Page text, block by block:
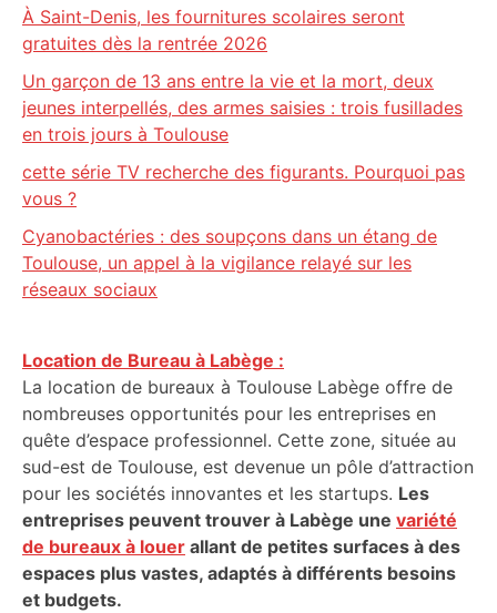
À Saint-Denis, les fournitures scolaires seront
gratuites dès la rentrée 2026
Un garçon de 13 ans entre la vie et la mort, deux
jeunes interpellés, des armes saisies : trois fusillades
en trois jours à Toulouse
cette série TV recherche des figurants. Pourquoi pas
vous ?
Cyanobactéries : des soupçons dans un étang de
Toulouse, un appel à la vigilance relayé sur les
réseaux sociaux
Location de Bureau à Labège :
La location de bureaux à Toulouse Labège offre de
nombreuses opportunités pour les entreprises en
quête d’espace professionnel. Cette zone, située au
sud-est de Toulouse, est devenue un pôle d’attraction
pour les sociétés innovantes et les startups. Les
entreprises peuvent trouver à Labège une variété
de bureaux à louer allant de petites surfaces à des
espaces plus vastes, adaptés à différents besoins
et budgets.